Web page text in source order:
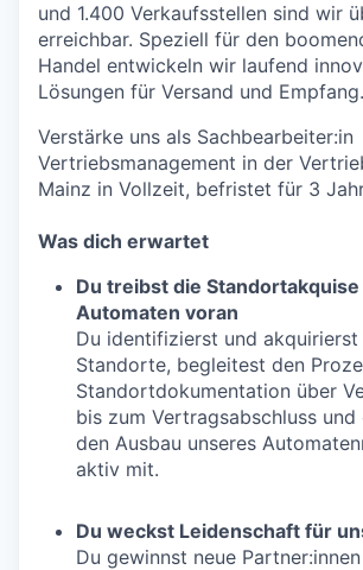
und 1.400 Verkaufsstellen sind wir
erreichbar. Speziell für den
Handel entwickeln wir laufend
Lösungen für Versand und Empfang.
Verstärke uns als Sachbearbeiter:in
Vertriebsmanagement in der
Mainz in Vollzeit, befristet für 3
Was dich erwartet
Du treibst die
Automaten voran
Du identifizierst und akquirierst
Standorte, begleitest den
Standortdokumentation über
bis zum Vertragsabschluss
den Ausbau unseres
aktiv mit.
Du weckst Leidenschaft für
Du gewinnst neue